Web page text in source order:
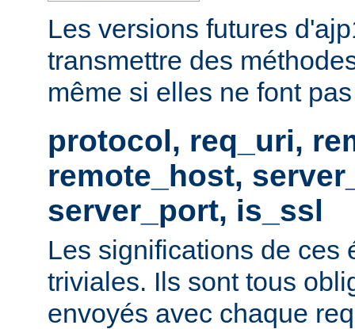
Les versions futures
transmettre des
même si elles ne font
protocol, req_uri,
remote_host,
server_port, is_ssl
Les significations de ces
triviales. Ils sont tous
envoyés avec chaque